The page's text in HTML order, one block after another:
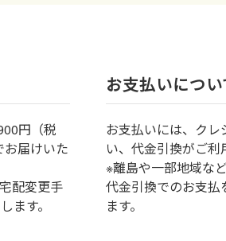
円（税
届けいた
配変更手
ます。
お⽀払いについ
お⽀払いには、クレ
い、代金引換がご利
※離島や一部地域な
代金引換でのお支払
ます。